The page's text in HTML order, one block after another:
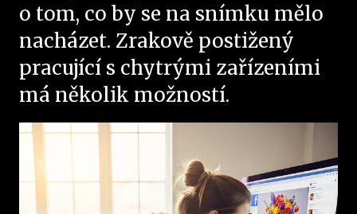
o tom, co by se na snímku mělo
nacházet. Zrakově postižený
pracující s chytrými zařízeními
má několik možností.